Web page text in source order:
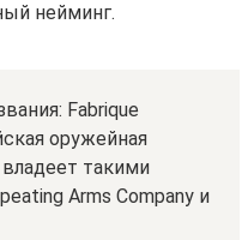
нейминг.
Fabrique
оружейная
такими
Arms Company и